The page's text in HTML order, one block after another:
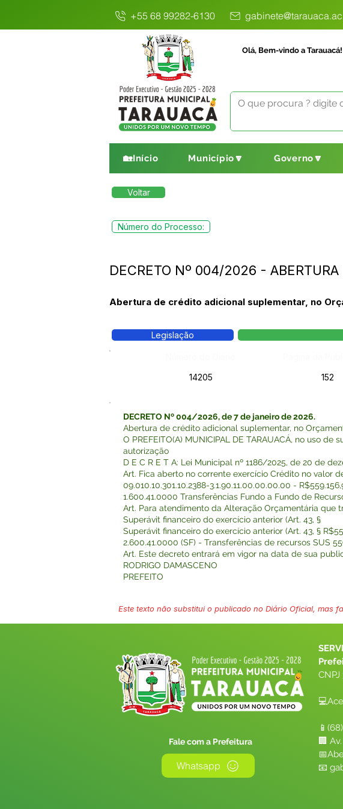
+55 68 99282-6130
Olá, Bem-vindo a Tarauacá!
🏡Início Município🔽 Governo🔽
Voltar
Número do Processo:
DECRETO Nº 004/2026 - ABERTURA
Abertura de crédito adicional suplementar, no
Legislação
14205
152
DECRETO Nº 004/2026, de 7 de janeiro de 2026.
Abertura de crédito adicional suplementar, no
O PREFEITO(A) MUNICIPAL DE TARAUACÁ, no uso
autorização
D E C R E T A: Lei Municipal nº 1186/2025, de 20 de
Art. Fica aberto no corrente exercício Crédito no valor
09.010.10.301.10.2388-3.1.90.11.00.00.00.00 -
1.600.41.0000 Transferências Fundo a Fundo de
Art. Para atendimento da Alteração Orçamentária que
Superávit financeiro do exercício anterior (Art. 43, §
Superávit financeiro do exercício anterior (Art. 43, §
2.600.41.0000 (SF) - Transferências de recursos SUS
Art. Este decreto entrará em vigor na data de sua
RODRIGO DAMASCENO
PREFEITO
Este texto não substitui o publicado no Diário Oficial, mas
Fale com a Prefeitura
Whatsapp
CNPJ
🏢
📧